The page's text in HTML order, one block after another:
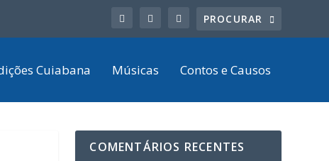
Cuiabana Músicas Contos e Causos
COMENTÁRIOS RECENTES